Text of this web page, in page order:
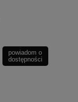
powiadom o
dostępności